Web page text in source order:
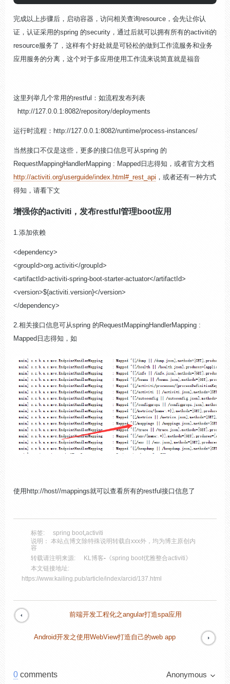
完成以上步骤后，启动容器，访问相关查询resource，会先让你认
证，认证采用的spring 的security，通过后就可以拥有所有的activiti的
resource服务了，这样有个好处就是可轻松的做到工作流服务和业务
应用服务的分离，这个对于多应用使用工作流来说简直就是福音
这里列举几个常用的restful：如流程发布列表
http://127.0.0.1:8082/repository/deployments
运行时流程：http://127.0.0.1:8082/runtime/process-instances/
当然接口不仅是这些，更多的接口信息可从spring 的
RequestMappingHandlerMapping : Mapped日志得知，或者官方文档
http://activiti.org/userguide/index.html#_rest_api ，或者还有一种方式
得知，请看下文
增强你的activiti，发布restful管理boot应用
1.添加依赖
<dependency>
<groupId>org.activiti</groupId>
<artifactId>activiti-spring-boot-starter-actuator</artifactId>
<version>${activiti.version}</version>
</dependency>
2.相关接口信息可从spring 的 RequestMappingHandlerMapping :
Mapped日志得知 ，如
使用http://host//mappings就可以查看所有的restful接口信息了
标签: spring boot,activiti
说明： 本站点博文除特殊说明转载自xxx外，均为博主原创内
容
转载请注明来源:
KL博客- 《spring boot优雅整合activiti》
本文链接地址:
https://www.kailing.pub/article/index/arcid/137.html
前端开发工程化之angular打造spa应用
Android开发之使用WebView打造自己的web app
0 comments Anonymous